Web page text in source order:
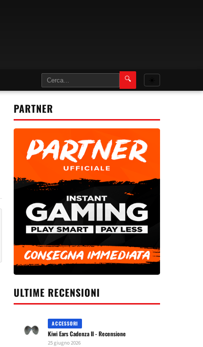
🔍
PARTNER
ULTIME RECENSIONI
ACCESSORI
Kiwi Ears Cadenza II - Recensione
25 giugno 2026